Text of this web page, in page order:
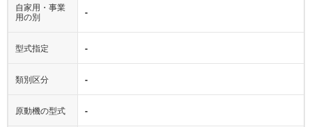
自家用・事業
用の別
-
型式指定 -
類別区分 -
原動機の型式 -